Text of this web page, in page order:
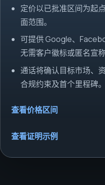
定价以已批准区间为起
面范围。
可提供 Google、
无需客户徽标或匿名宣称
通话将确认目标市场、
合规约束及首个里程碑。
查看价格区间
查看证明示例